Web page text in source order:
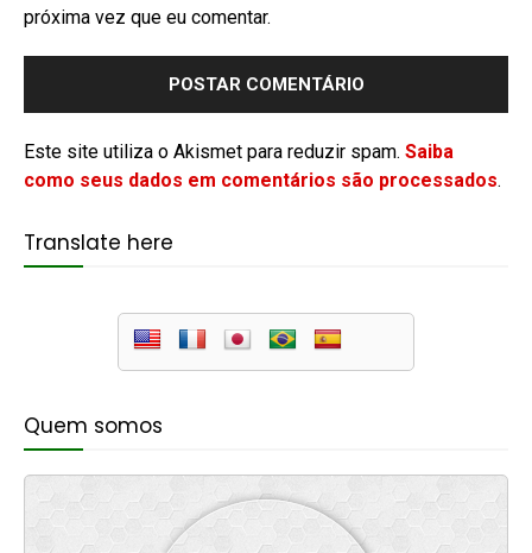
próxima vez que eu comentar.
Este site utiliza o Akismet para reduzir spam. Saiba
como seus dados em comentários são processados.
Translate here
Quem somos